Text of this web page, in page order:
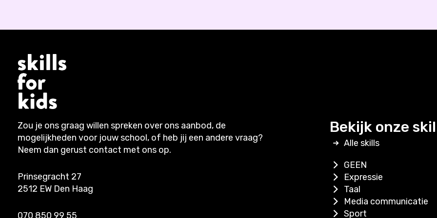
Zou je ons graag willen spreken over ons aanbod, de
mogelijkheden voor jouw school, of heb jij een andere vraag?
Neem dan gerust contact met ons op.
Prinsegracht 27
2512 EW Den Haag
070 850 99 55
Bekijk onze
Alle skills
GEEN
Expressie
Taal
Media communicatie
Sport